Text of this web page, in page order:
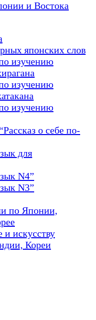
и Востока
японских слов
изучению
изучению
изучению
о себе по-
для
N4”
N3”
по Японии,
и искусству
Кореи